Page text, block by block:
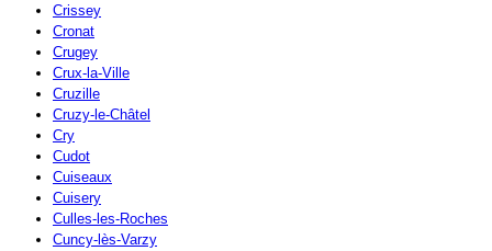
Crissey
Cronat
Crugey
Crux-la-Ville
Cruzille
Cruzy-le-Châtel
Cry
Cudot
Cuiseaux
Cuisery
Culles-les-Roches
Cuncy-lès-Varzy